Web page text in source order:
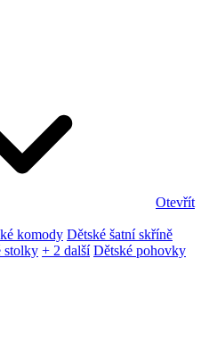
Otevřít
komody Dětské šatní skříně
stolky + 2 další Dětské pohovky